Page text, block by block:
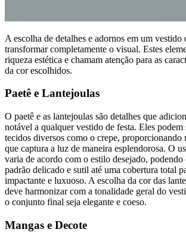
A escolha de detalhes e adornos em um vestido
transformar completamente o visual. Estes
riqueza estética e chamam atenção para as
da cor escolhidos.
Paetê e Lantejoulas
O paetê e as lantejoulas são detalhes que
notável a qualquer vestido de festa. Eles podem
tecidos diversos como o crepe,
que captura a luz de maneira esplendorosa. O
varia de acordo com o estilo desejado, podendo
padrão delicado e sutil até uma cobertura total
impactante e luxuoso. A escolha da cor das
deve harmonizar com a tonalidade geral do
o conjunto final seja elegante e coeso.
Mangas e Decote